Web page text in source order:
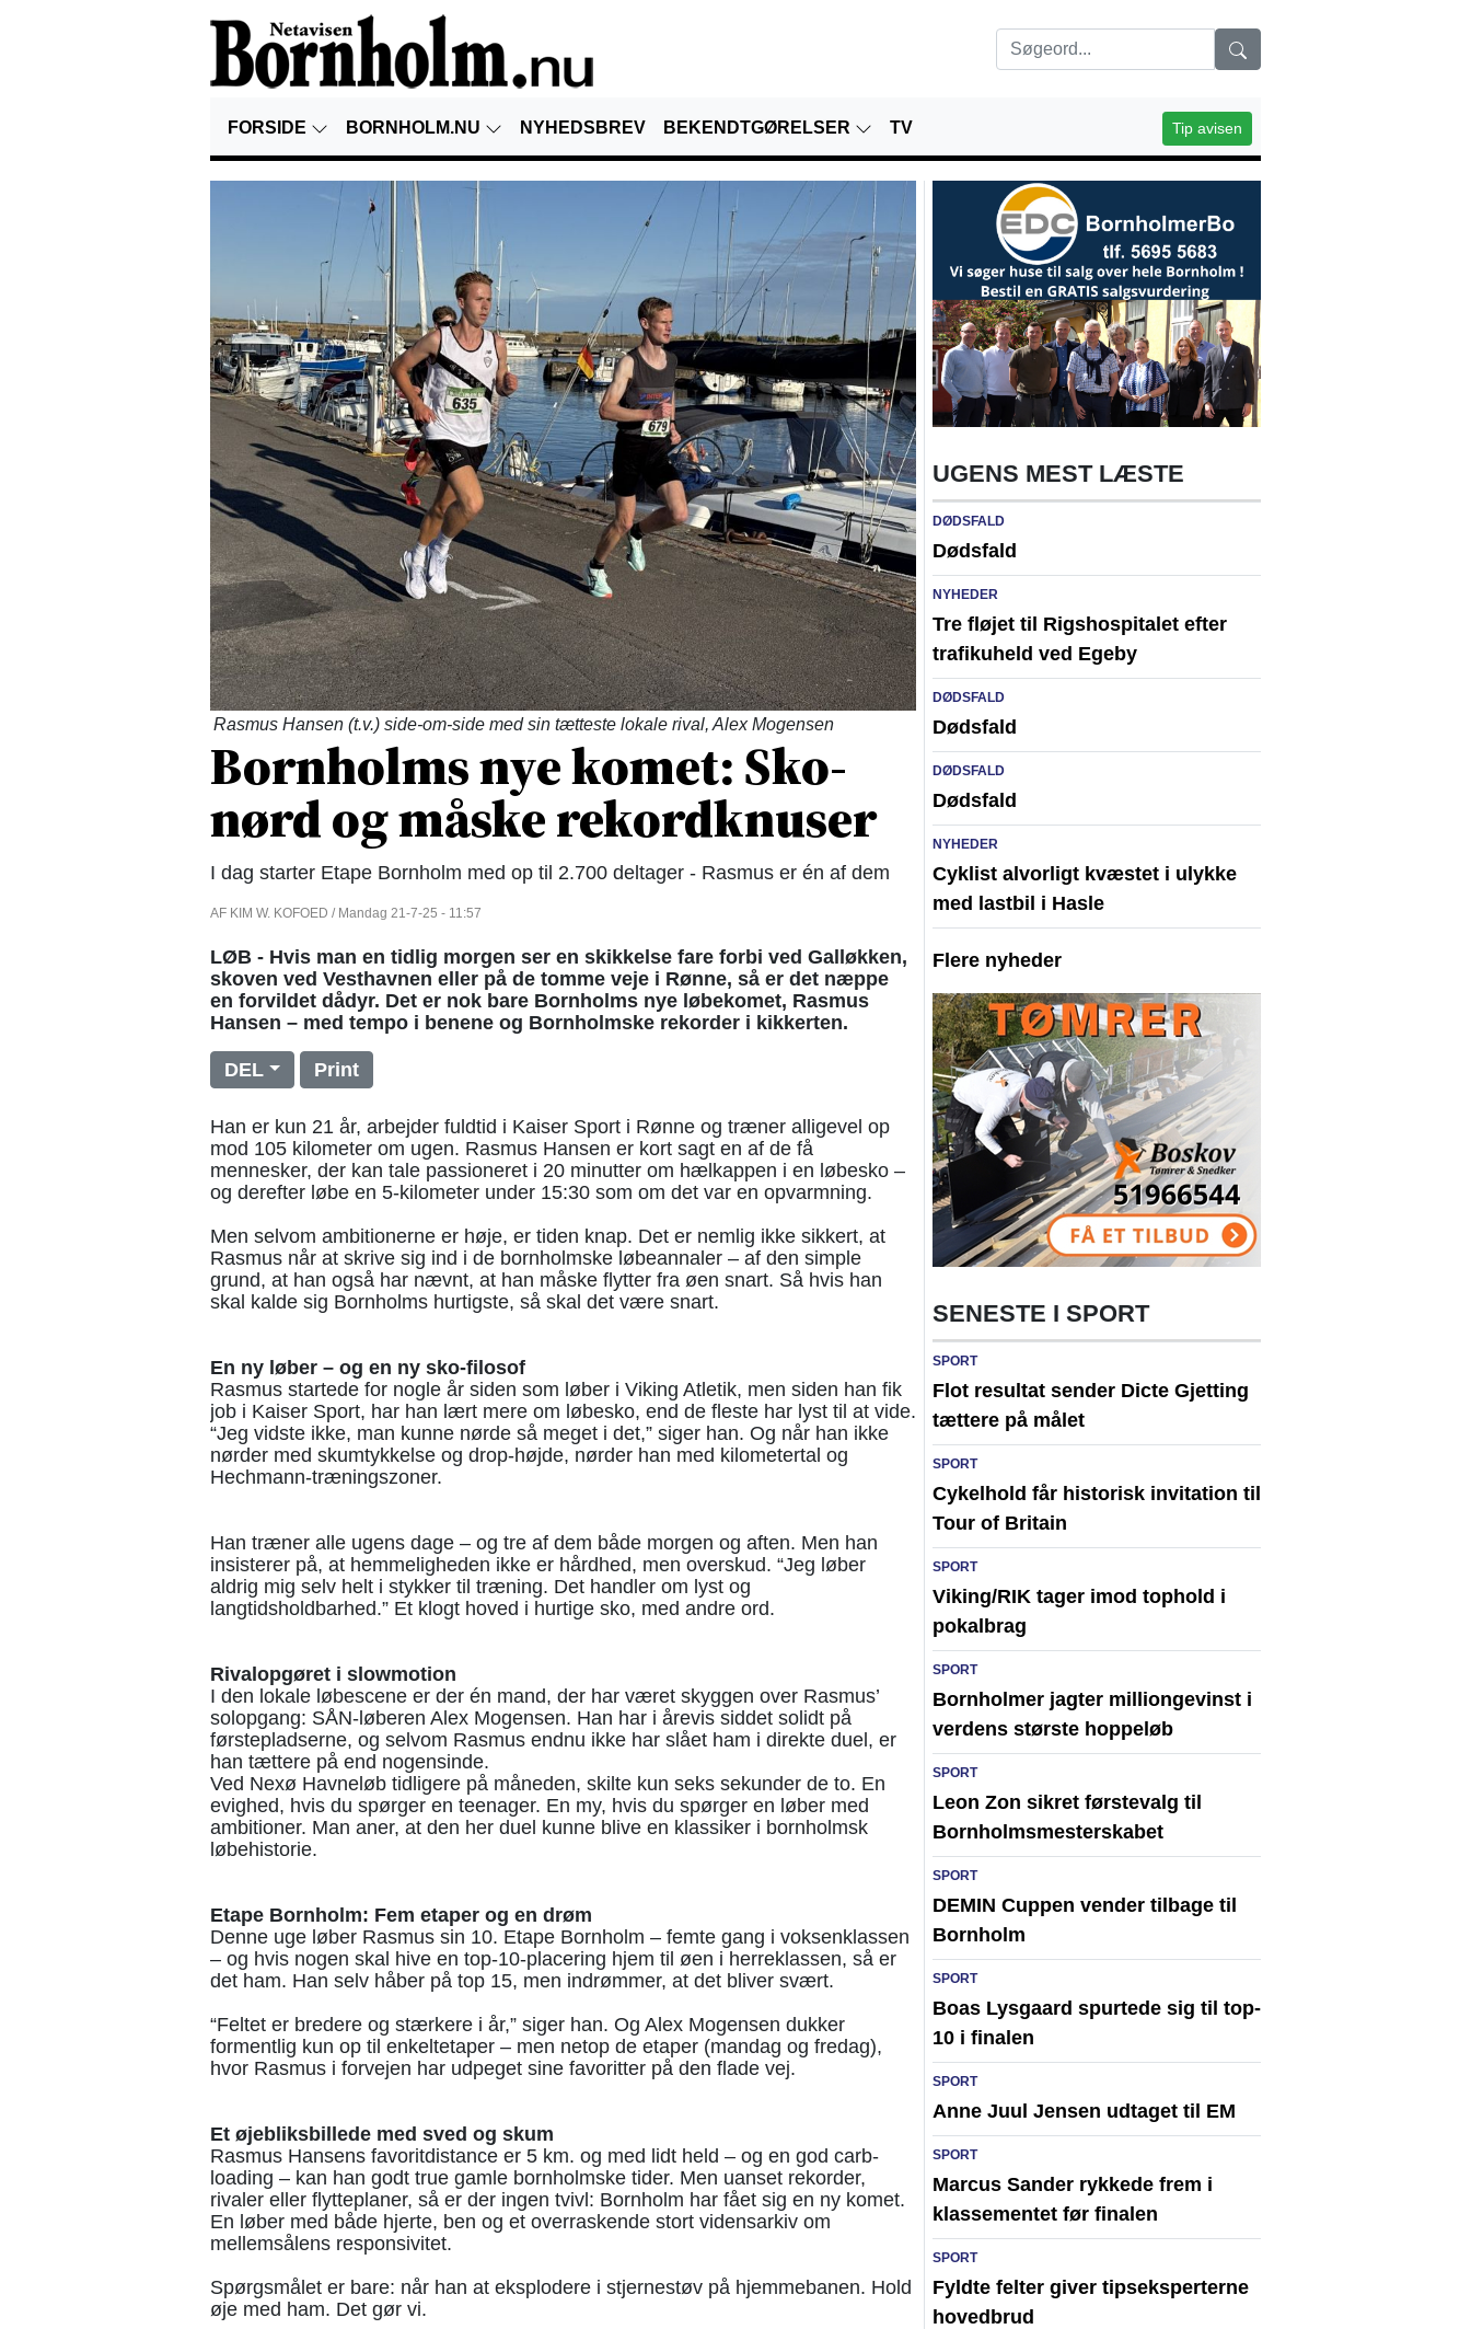
FORSIDE BORNHOLM.NU NYHEDSBREV BEKENDTGØRELSER TV Tip avisen
Rasmus Hansen (t.v.) side-om-side med sin tætteste lokale rival, Alex Mogensen
Bornholms nye komet: Sko-
nørd og måske rekordknuser
I dag starter Etape Bornholm med op til 2.700 deltager - Rasmus er én af dem
AF KIM W. KOFOED / Mandag 21-7-25 - 11:57
LØB - Hvis man en tidlig morgen ser en skikkelse fare forbi ved Galløkken,
skoven ved Vesthavnen eller på de tomme veje i Rønne, så er det næppe
en forvildet dådyr. Det er nok bare Bornholms nye løbekomet, Rasmus
Hansen – med tempo i benene og Bornholmske rekorder i kikkerten.
DEL Print
Han er kun 21 år, arbejder fuldtid i Kaiser Sport i Rønne og træner alligevel op
mod 105 kilometer om ugen. Rasmus Hansen er kort sagt en af de få
mennesker, der kan tale passioneret i 20 minutter om hælkappen i en løbesko –
og derefter løbe en 5-kilometer under 15:30 som om det var en opvarmning.
Men selvom ambitionerne er høje, er tiden knap. Det er nemlig ikke sikkert, at
Rasmus når at skrive sig ind i de bornholmske løbeannaler – af den simple
grund, at han også har nævnt, at han måske flytter fra øen snart. Så hvis han
skal kalde sig Bornholms hurtigste, så skal det være snart.
En ny løber – og en ny sko-filosof
Rasmus startede for nogle år siden som løber i Viking Atletik, men siden han fik
job i Kaiser Sport, har han lært mere om løbesko, end de fleste har lyst til at vide.
“Jeg vidste ikke, man kunne nørde så meget i det,” siger han. Og når han ikke
nørder med skumtykkelse og drop-højde, nørder han med kilometertal og
Hechmann-træningszoner.
Han træner alle ugens dage – og tre af dem både morgen og aften. Men han
insisterer på, at hemmeligheden ikke er hårdhed, men overskud. “Jeg løber
aldrig mig selv helt i stykker til træning. Det handler om lyst og
langtidsholdbarhed.” Et klogt hoved i hurtige sko, med andre ord.
Rivalopgøret i slowmotion
I den lokale løbescene er der én mand, der har været skyggen over Rasmus’
solopgang: SÅN-løberen Alex Mogensen. Han har i årevis siddet solidt på
førstepladserne, og selvom Rasmus endnu ikke har slået ham i direkte duel, er
han tættere på end nogensinde.
Ved Nexø Havneløb tidligere på måneden, skilte kun seks sekunder de to. En
evighed, hvis du spørger en teenager. En my, hvis du spørger en løber med
ambitioner. Man aner, at den her duel kunne blive en klassiker i bornholmsk
løbehistorie.
Etape Bornholm: Fem etaper og en drøm
Denne uge løber Rasmus sin 10. Etape Bornholm – femte gang i voksenklassen
– og hvis nogen skal hive en top-10-placering hjem til øen i herreklassen, så er
det ham. Han selv håber på top 15, men indrømmer, at det bliver svært.
“Feltet er bredere og stærkere i år,” siger han. Og Alex Mogensen dukker
formentlig kun op til enkeltetaper – men netop de etaper (mandag og fredag),
hvor Rasmus i forvejen har udpeget sine favoritter på den flade vej.
Et øjebliksbillede med sved og skum
Rasmus Hansens favoritdistance er 5 km. og med lidt held – og en god carb-
loading – kan han godt true gamle bornholmske tider. Men uanset rekorder,
rivaler eller flytteplaner, så er der ingen tvivl: Bornholm har fået sig en ny komet.
En løber med både hjerte, ben og et overraskende stort vidensarkiv om
mellemsålens responsivitet.
Spørgsmålet er bare: når han at eksplodere i stjernestøv på hjemmebanen. Hold
øje med ham. Det gør vi.
UGENS MEST LÆSTE
DØDSFALD
Dødsfald
NYHEDER
Tre fløjet til Rigshospitalet efter
trafikuheld ved Egeby
DØDSFALD
Dødsfald
DØDSFALD
Dødsfald
NYHEDER
Cyklist alvorligt kvæstet i ulykke
med lastbil i Hasle
Flere nyheder
SENESTE I SPORT
SPORT
Flot resultat sender Dicte Gjetting
tættere på målet
SPORT
Cykelhold får historisk invitation til
Tour of Britain
SPORT
Viking/RIK tager imod tophold i
pokalbrag
SPORT
Bornholmer jagter milliongevinst i
verdens største hoppeløb
SPORT
Leon Zon sikret førstevalg til
Bornholmsmesterskabet
SPORT
DEMIN Cuppen vender tilbage til
Bornholm
SPORT
Boas Lysgaard spurtede sig til top-
10 i finalen
SPORT
Anne Juul Jensen udtaget til EM
SPORT
Marcus Sander rykkede frem i
klassementet før finalen
SPORT
Fyldte felter giver tipseksperterne
hovedbrud